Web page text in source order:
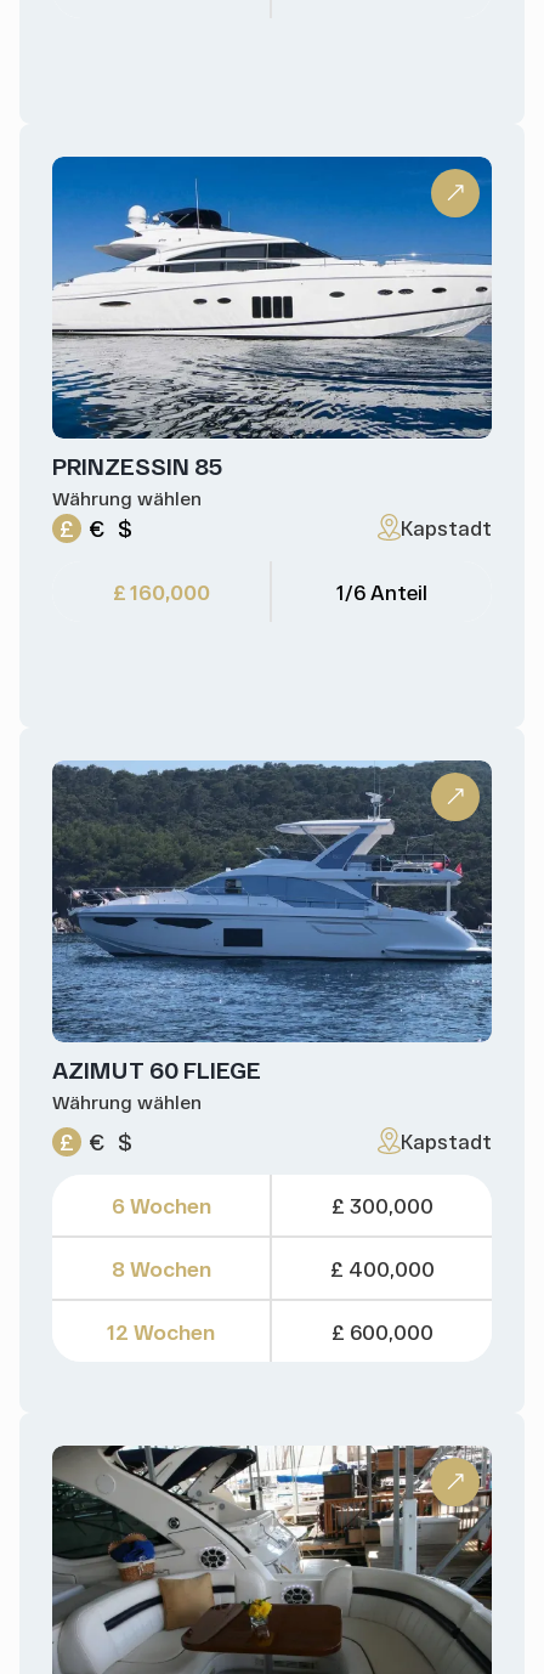
PRINZESSIN 85
Währung wählen
£ € $ Kapstadt
£ 160,000 1/6 Anteil
AZIMUT 60 FLIEGE
Währung wählen
£ € $ Kapstadt
6 Wochen
8 Wochen
12 Wochen
£ 300,000
£ 400,000
£ 600,000